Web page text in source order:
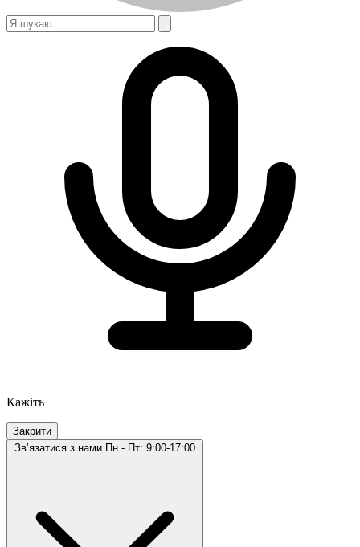
Кажіть
Закрити
Звʼязатися з нами Пн - Пт: 9:00-17:00